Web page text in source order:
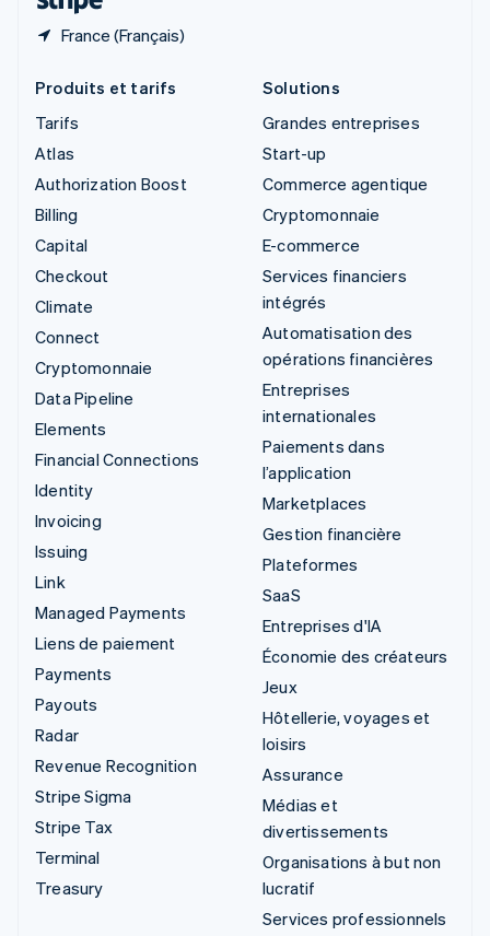
France (Français)
Produits et tarifs
Tarifs
Atlas
Authorization Boost
Billing
Capital
Checkout
Climate
Connect
Cryptomonnaie
Data Pipeline
Elements
Financial Connections
Identity
Invoicing
Issuing
Link
Managed Payments
Liens de paiement
Payments
Payouts
Radar
Revenue Recognition
Stripe Sigma
Stripe Tax
Terminal
Treasury
Solutions
Grandes entreprises
Start-up
Commerce agentique
Cryptomonnaie
E-commerce
Services financiers
intégrés
Automatisation des
opérations financières
Entreprises
internationales
Paiements dans
l’application
Marketplaces
Gestion financière
Plateformes
SaaS
Entreprises d'IA
Économie des créateurs
Jeux
Hôtellerie, voyages et
loisirs
Assurance
Médias et
divertissements
Organisations à but non
lucratif
Services professionnels